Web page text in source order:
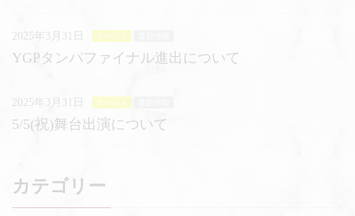
2025年3月31日 イベント
YGPタンパファイナル進出について
2025年3月31日 イベント
5/5(祝)舞台出演について
カテゴリー